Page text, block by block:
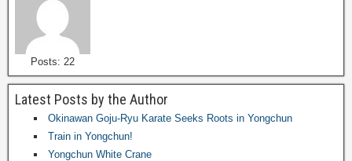
Posts: 22
Latest Posts by the Author
Okinawan Goju-Ryu Karate Seeks Roots in Yongchun
Train in Yongchun!
Yongchun White Crane